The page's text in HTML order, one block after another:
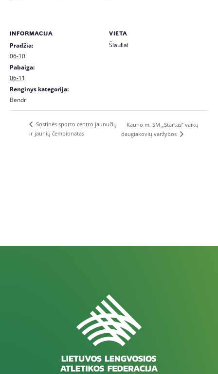
INFORMACIJA
Pradžia:
06-10
Pabaiga:
06-11
Renginys kategorija:
Bendri
VIETA
Šiauliai
Sostinės sporto centro jaunučių
ir jaunių čempionatas
Kauno m. SM „Startas” vaikų
daugiakovių varžybos